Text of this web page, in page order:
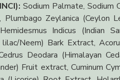
Sodium Palmate, Sodium
Zeylanica (Ceylon
Indicus (Indian
lilac/Neem) Bark Extract,
Deodara (Himalayan
Fruit extract, Cuminum